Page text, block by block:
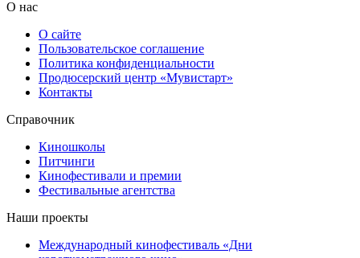
О нас
О сайте
Пользовательское соглашение
Политика конфиденциальности
Продюсерский центр «Мувистарт»
Контакты
Справочник
Киношколы
Питчинги
Кинофестивали и премии
Фестивальные агентства
Наши проекты
Международный кинофестиваль «Дни